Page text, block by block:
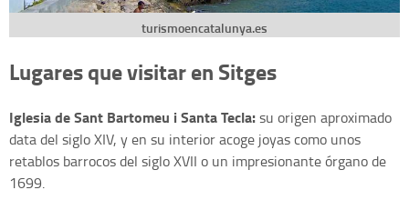
turismoencatalunya.es
Lugares que visitar en Sitges
Iglesia de Sant Bartomeu i Santa Tecla:su origen aproximado
data del siglo XIV, y en su interior acoge joyas como unos
retablos barrocos del siglo XVII o un impresionante órgano de
1699.